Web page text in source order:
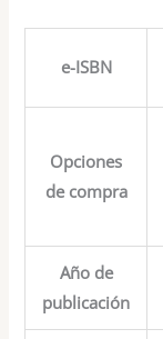
e-ISBN
Opciones
de compra
Año de
publicación